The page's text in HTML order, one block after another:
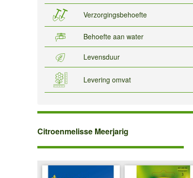
Verzorgingsbehoefte
Behoefte aan water
Levensduur
Levering omvat
Citroenmelisse
Citroenmelisse Meerjarig